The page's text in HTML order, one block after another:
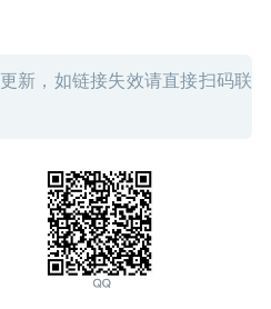
新，如链接失效请直接扫码联